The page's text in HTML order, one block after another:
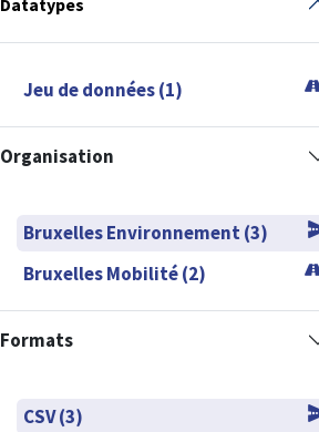
Jeu de données (1)
Organisation
Bruxelles Environnement (3)
Bruxelles Mobilité (2)
Formats
CSV (3)